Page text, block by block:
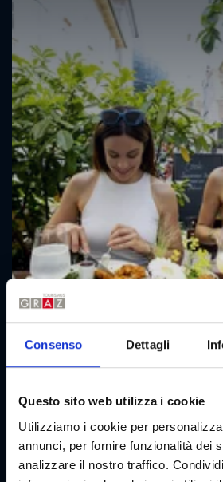
Consenso Dettagli
Questo sito web utilizza i cookie
Utilizziamo i cookie per
annunci, per fornire funzionalità dei
analizzare il nostro traffico.
Eventi culinari
Manifestazioni culinarie nella